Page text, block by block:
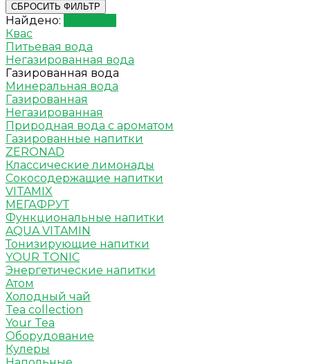
СБРОСИТЬ ФИЛЬТР
Найдено:
Квас
Питьевая вода
Негазированная вода
Газированная вода
Минеральная вода
Газированная
Негазированная
Природная вода с ароматом
Газированные напитки
ZERONAD
Классические лимонады
Сокосодержащие напитки
VITAMIX
МЕГАФРУТ
Функциональные напитки
AQUA VITAMIN
Тонизирующие напитки
YOUR TONIC
Энергетические напитки
Атом
Холодный чай
Tea collection
Your Tea
Оборудование
Кулеры